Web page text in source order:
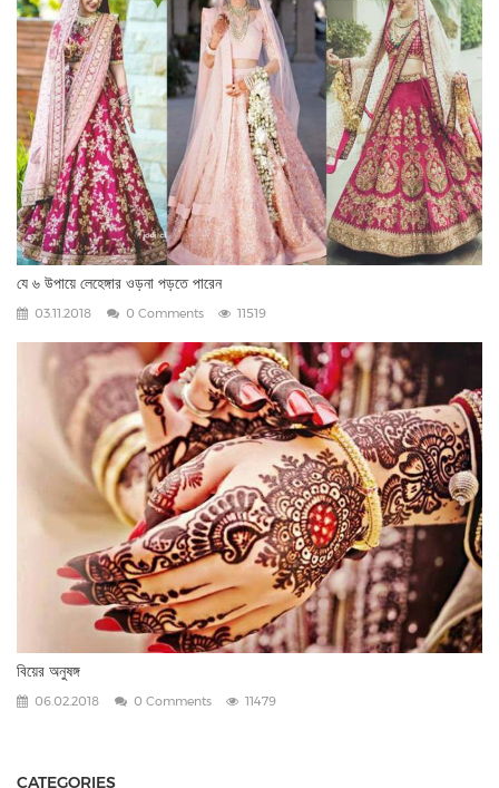
যে ৬ উপায়ে লেহেঙ্গার ওড়না পড়তে পারেন
03.11.2018 0 Comments 11519
বিয়ের অনুষঙ্গ
06.02.2018 0 Comments 11479
CATEGORIES